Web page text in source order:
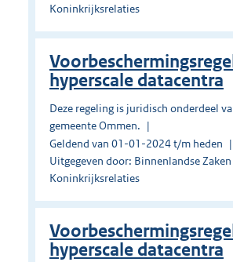
Koninkrijksrelaties
hyperscale datacentra
Deze regeling is juridisch onderdeel
gemeente Ommen.
Geldend van 01-01-2024 t/m heden
Uitgegeven door: Binnenlandse Zaken
Koninkrijksrelaties
hyperscale datacentra